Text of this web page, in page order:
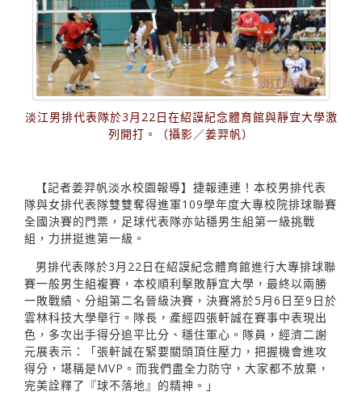
淡江男排代表隊於3月22日在紹謨紀念體育館與靜宜大學激
列開打。（攝影／姜羿帆）
【記者姜羿帆淡水校園報導】捷報連連！本校男排代表
隊與女排代表隊雙雙奪得進軍109學年度大專校院排球聯賽
全國決賽的門票，足球代表隊亦站穩男生組第一級挑戰
組，力拼挺進第一級。
男排代表隊於3月22日在紹謨紀念體育館進行大專排球聯
賽一般男生組複賽，本校順利擊敗靜宜大學，最終以兩勝
一敗戰績、分組第二名晉級決賽，決賽將於5月6日至9日於
雲林科技大學舉行。隊長，產經四張軒誠在賽事中表現出
色，多次出手得分追平比分、穩住軍心。隊員，經濟二謝
元展表示：「張軒誠在緊要關頭頂住壓力，把握機會進攻
得分，堪稱是MVP。而我們盡全力防守，大家都不放棄，
完美詮釋了『球不落地』的精神。」